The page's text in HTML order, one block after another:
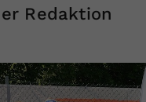
Redaktion